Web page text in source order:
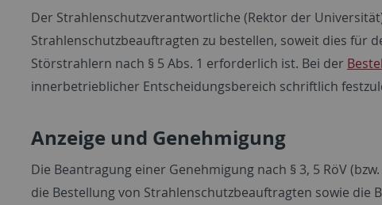
Der Strahlenschutzverantwortliche (Rektor der
Strahlenschutzbeauftragten zu bestellen, soweit dies für
Störstrahlern nach § 5 Abs. 1 erforderlich ist. Bei der
innerbetrieblicher Entscheidungsbereich schriftlich
Anzeige und Genehmigung
Die Beantragung einer Genehmigung nach § 3, 5 RöV
die Bestellung von Strahlenschutzbeauftragten sowie die